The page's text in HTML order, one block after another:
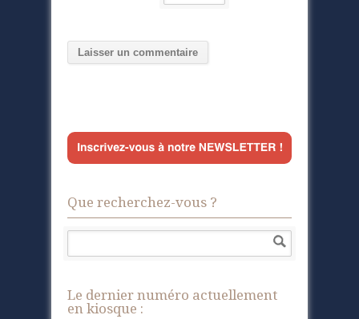
Que recherchez-vous ?
Le dernier numéro actuellement
en kiosque :